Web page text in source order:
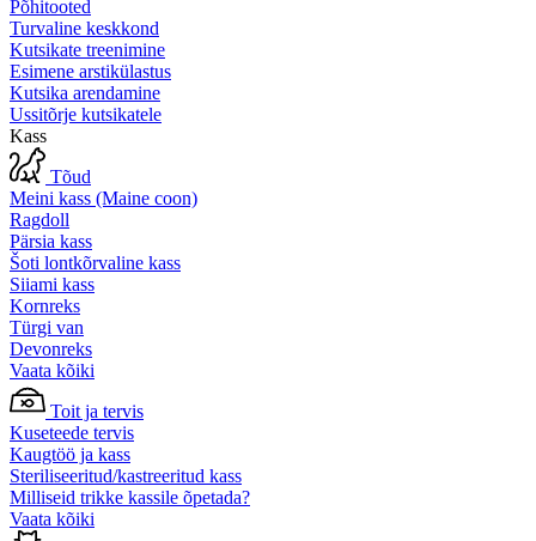
Põhitooted
Turvaline keskkond
Kutsikate treenimine
Esimene arstikülastus
Kutsika arendamine
Ussitõrje kutsikatele
Kass
Tõud
Meini kass (Maine coon)
Ragdoll
Pärsia kass
Šoti lontkõrvaline kass
Siiami kass
Kornreks
Türgi van
Devonreks
Vaata kõiki
Toit ja tervis
Kuseteede tervis
Kaugtöö ja kass
Steriliseeritud/kastreeritud kass
Milliseid trikke kassile õpetada?
Vaata kõiki